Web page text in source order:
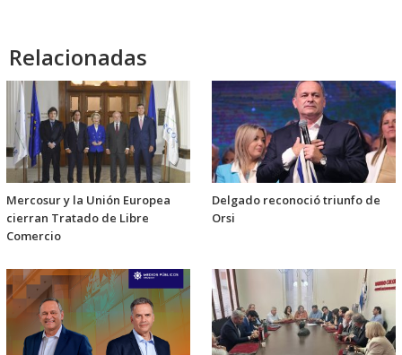
Relacionadas
Mercosur y la Unión Europea
cierran Tratado de Libre
Comercio
Delgado reconoció triunfo de
Orsi